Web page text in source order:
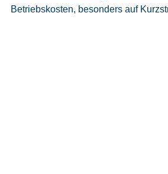
Betriebskosten, besonders auf